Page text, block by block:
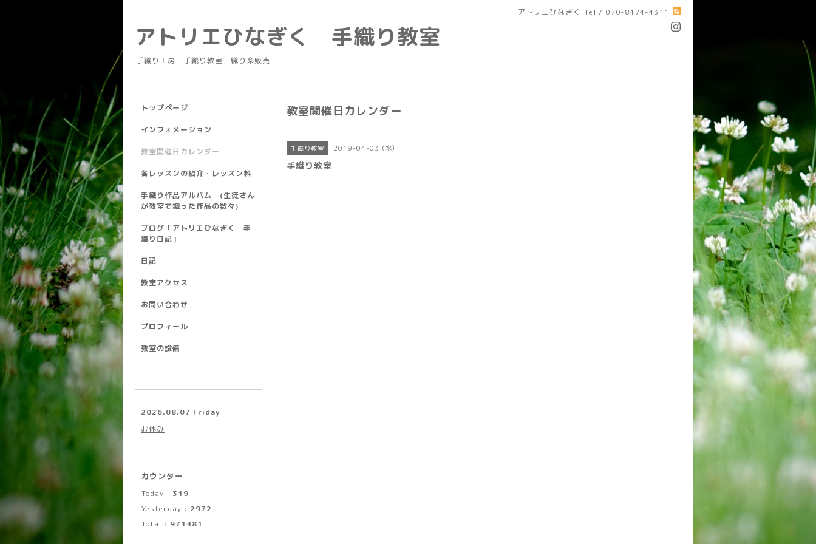
アトリエひなぎく Tel / 070-8474-4311
アトリエひなぎく 手織り教室
手織り工房 手織り教室 織り糸販売
教室開催日カレンダー
手織り教室 2019-04-03 (水)
手織り教室
トップページ
インフォメーション
教室開催日カレンダー
各レッスンの紹介・レッスン料
手織り作品アルバム (生徒さん
が教室で織った作品の数々)
ブログ「アトリエひなぎく 手
織り日記」
日記
教室アクセス
お問い合わせ
プロフィール
教室の設備
2026.08.07 Friday
お休み
カウンター
Today : 319
Yesterday : 2972
Total : 971481